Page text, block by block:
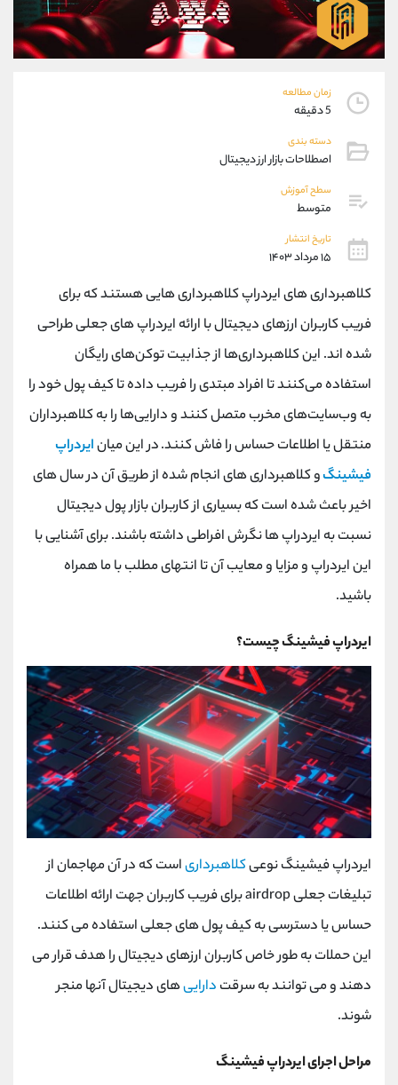
زمان مطالعه
5 دقیقه
دسته بندی
اصطلاحات بازار ارز دیجیتال
سطح آموزش
متوسط
تاریخ انتشار
۱۵ مرداد ۱۴۰۳
کلاهبرداری های ایردراپ کلاهبرداری هایی هستند که برای
فریب کاربران ارزهای دیجیتال با ارائه ایردراپ های جعلی طراحی
شده اند. این کلاهبرداری‌ها از جذابیت توکن‌های رایگان
استفاده می‌کنند تا افراد مبتدی را فریب داده تا کیف پول خود را
به وب‌سایت‌های مخرب متصل کنند و دارایی‌ها را به کلاهبرداران
منتقل یا اطلاعات حساس را فاش کنند. در این میانایردراپ
فیشینگو کلاهبرداری های انجام شده از طریق آن در سال های
اخیر باعث شده است که بسیاری از کاربران بازار پول دیجیتال
نسبت به ایردراپ ها نگرش افراطی داشته باشند. برای آشنایی با
این ایردراپ و مزایا و معایب آن تا انتهای مطلب با ما همراه
باشید.
ایردراپ فیشینگ چیست؟
ایردراپ فیشینگ نوعیکلاهبرداریاست که در آن مهاجمان از
تبلیغات جعلیairdropبرای فریب کاربران جهت ارائه اطلاعات
حساس یا دسترسی به کیف پول های جعلی استفاده می کنند.
این حملات به طور خاص کاربران ارزهای دیجیتال را هدف قرار می
دهند و می توانند به سرقت داراییهای دیجیتال آنها منجر
شوند.
مراحل اجرای ایردراپ فیشینگ
09304891085
واتساپ شروع گفتگو
تلگرام @Armteam_admin_103
پشتیبان فروش
موبایل
اطلاعات تماس
تلفن 021-22021030
021-22021040
بدون پیش شماره
اینستاگرام @alireza.mehrabii
کانال تلگرام @alirezamehrabi_com
@alirezamehrabi_official